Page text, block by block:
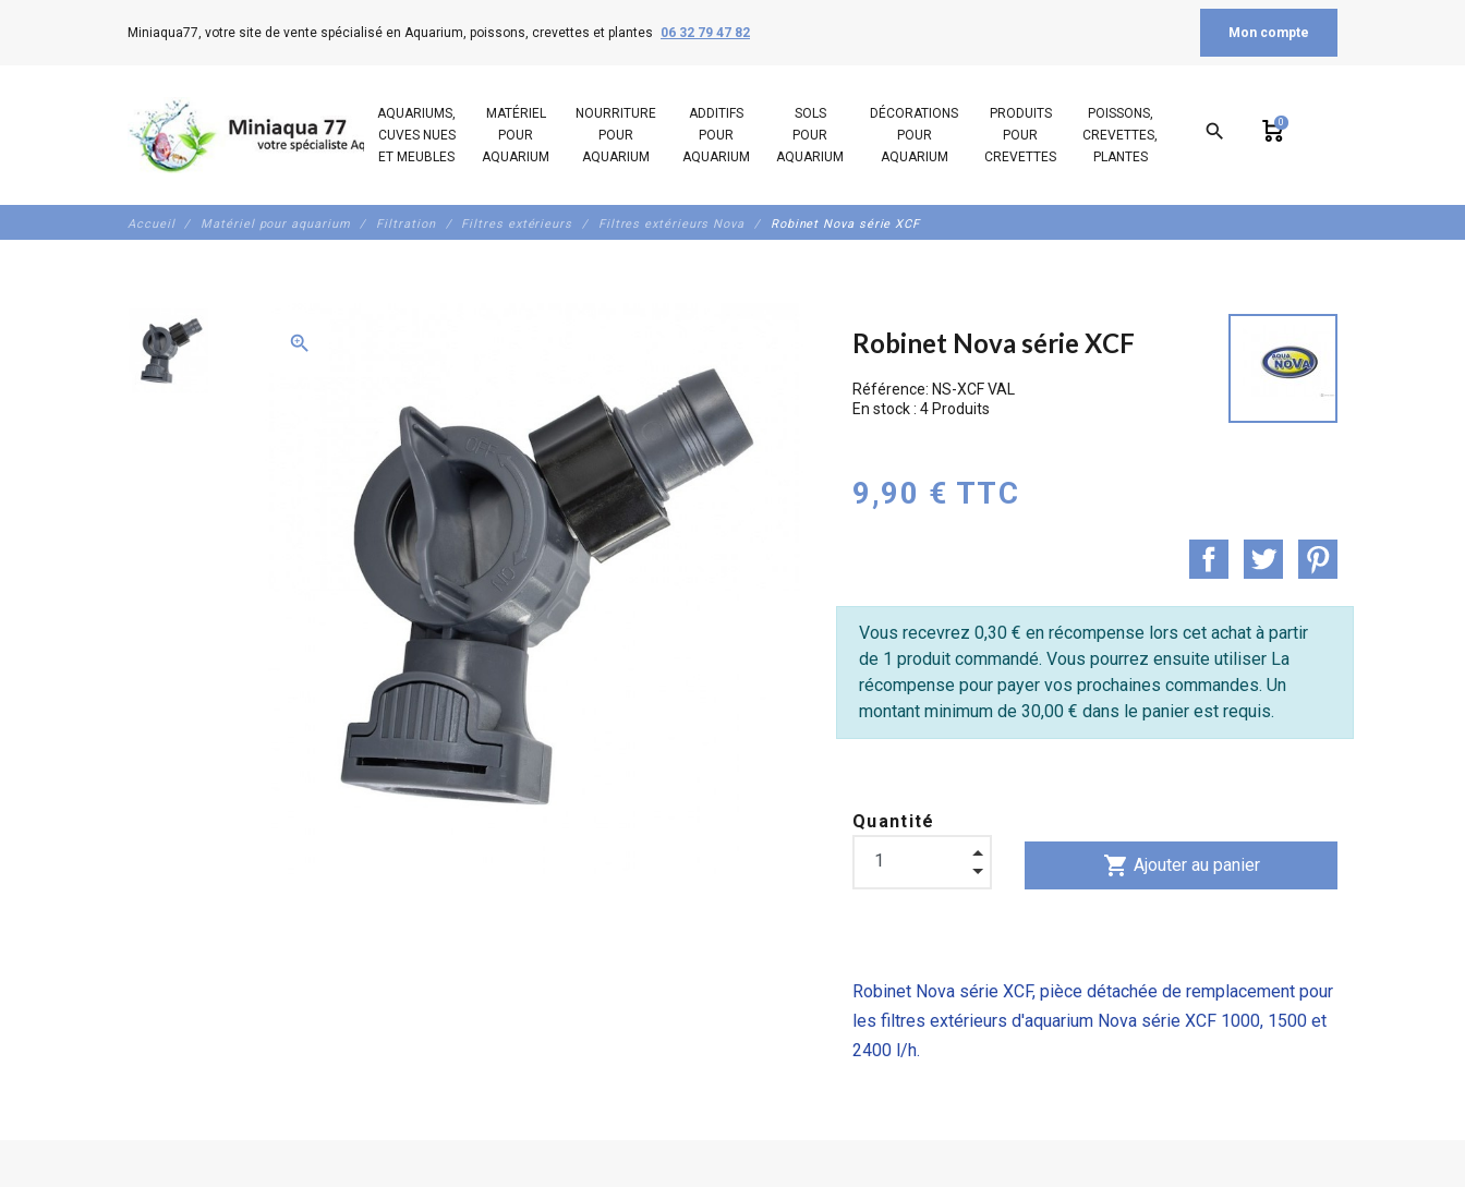
Miniaqua77, votre site de vente spécialisé en Aquarium, poissons, crevettes et plantes 06 32 79 47 82 Mon compte
AQUARIUMS,
CUVES NUES
ET MEUBLES
MATÉRIEL
POUR
AQUARIUM
NOURRITURE
POUR
AQUARIUM
ADDITIFS
POUR
AQUARIUM
SOLS
POUR
AQUARIUM
DÉCORATIONS
POUR
AQUARIUM
PRODUITS
POUR
CREVETTES
POISSONS,
CREVETTES,
PLANTES
search 0
Accueil Matériel pour aquarium Filtration Filtres extérieurs Filtres extérieurs Nova Robinet Nova série XCF
zoom_in Robinet Nova série XCF
Référence: NS-XCF VAL
En stock : 4 Produits
9,90 € TTC
Vous recevrez 0,30 € en récompense lors cet achat à partir
de 1 produit commandé. Vous pourrez ensuite utiliser La
récompense pour payer vos prochaines commandes. Un
montant minimum de 30,00 € dans le panier est requis.
Quantité
shopping_cart Ajouter au panier
Robinet Nova série XCF, pièce détachée de remplacement pour
les filtres extérieurs d'aquarium Nova série XCF 1000, 1500 et
2400 l/h.